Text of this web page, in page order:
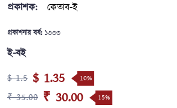
প্রকাশক:
কেতাব-ই
প্রকাশনার বর্ষ: ১৩৩৩
ই-বই
$ 1.5 $ 1.35 10%
₹ 35.00 ₹ 30.00 15%